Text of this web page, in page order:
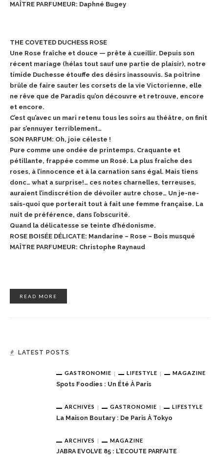
MAÎTRE PARFUMEUR: Daphné Bugey
THE COVETED DUCHESS ROSE
Une Rose fraîche et douce — prête à cueillir. Depuis son
récent mariage (hélas tout sauf une partie de plaisir), notre
timide Duchesse étouffe des désirs inassouvis. Sa poitrine
brûle de faire sauter les corsets de la vie Victorienne, elle
ne rêve que de Paradis qu’on découvre et retrouve, encore
et encore.
C’est qu’avec un mari retenu tous les soirs au théâtre, on finit
par s’ennuyer terriblement…
SON PARFUM: Oh, joie céleste !
Pure comme une ondée de printemps. Craquante et
pétillante, frappée comme un Rosé. La plus fraîche des
roses, à l’innocence et à la carnation sans égal. Mais tiens
donc… what a surprise!… ces notes charnelles, terreuses,
auraient l’indiscrétion de dévoiler autre chose… Un je-ne-
sais-quoi que porterait tout à fait une femme française. La
nuit de préférence, dans l’obscurité.
Quand la délicatesse se teinte d’hédonisme.
ROSE BOISÉE DÉLICATE: Mandarine – Rose – Bois musqué
MAÎTRE PARFUMEUR: Christophe Raynaud
READ MORE
LATEST POSTS
GASTRONOMIE LIFESTYLE MAGAZINE
Spots Foodies : Un Été À Paris
ARCHIVES GASTRONOMIE LIFESTYLE
La Maison Boutary : De Paris À Tokyo
ARCHIVES MAGAZINE
JABRA EVOLVE 85 : L’ECOUTE PARFAITE